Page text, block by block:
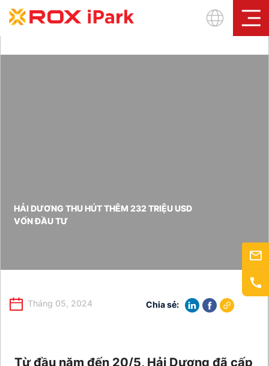
Sign In
HẢI DƯƠNG THU HÚT THÊM 232 TRIỆU USD
VỐN ĐẦU TƯ
Tháng 05, 2024 Chia sẻ:
Từ đầu năm đến 20/5, Hải Dương đã cấp